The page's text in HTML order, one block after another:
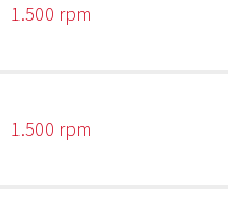
1.500 rpm
1.500 rpm